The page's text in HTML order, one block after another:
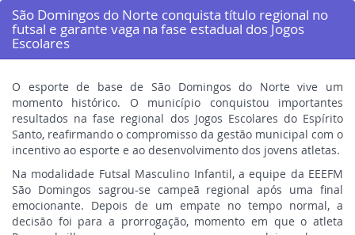
São Domingos do Norte conquista título regional no
futsal e garante vaga na fase estadual dos Jogos
Escolares
O esporte de base de São Domingos do Norte vive um
momento histórico. O município conquistou importantes
resultados na fase regional dos Jogos Escolares do Espírito
Santo, reafirmando o compromisso da gestão municipal com o
incentivo ao esporte e ao desenvolvimento dos jovens atletas.
Na modalidade Futsal Masculino Infantil, a equipe da EEEFM
São Domingos sagrou-se campeã regional após uma final
emocionante. Depois de um empate no tempo normal, a
decisão foi para a prorrogação, momento em que o atleta